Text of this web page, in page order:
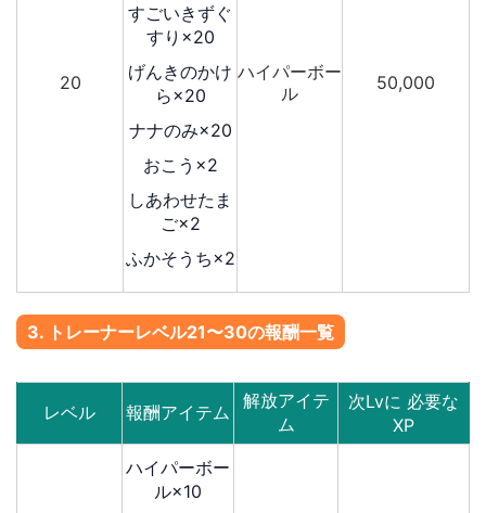
20
すごいきずぐ
すり×20
げんきのかけ
ら×20
ナナのみ×20
おこう×2
しあわせたま
ご×2
ふかそうち×2
ハイパーボー
ル
50,000
3. トレーナーレベル21〜30の報酬一覧
レベル 報酬アイテム
解放アイテ
ム
次Lvに 必要な
XP
ハイパーボー
ル×10